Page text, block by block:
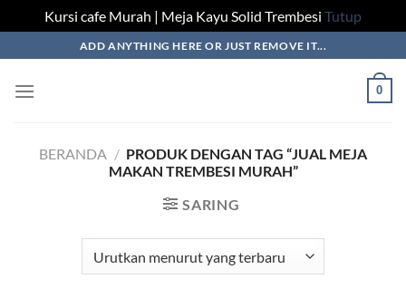
Kursi cafe Murah | Meja Kayu Solid Trembesi Tutup
to
content
ADD ANYTHING HERE OR JUST REMOVE IT...
0
BERANDA / PRODUK DENGAN TAG “JUAL MEJA
MAKAN TREMBESI MURAH”
SARING